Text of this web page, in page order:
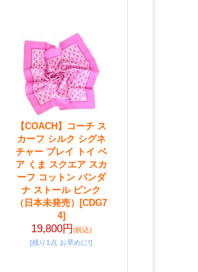
【COACH】コーチ ス
カーフ シルク シグネ
チャー プレイ トイ ベ
ア くま スクエア スカ
ーフ コットン バンダ
ナ ストール ピンク
（日本未発売）
[CDG7
4]
19,800円(税込)
[残り1点 お早めに!]